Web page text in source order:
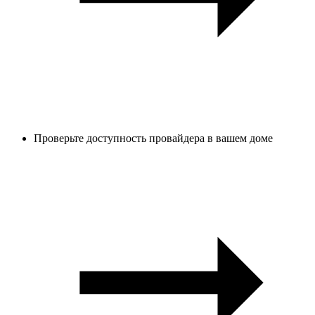
Проверьте доступность провайдера в вашем доме